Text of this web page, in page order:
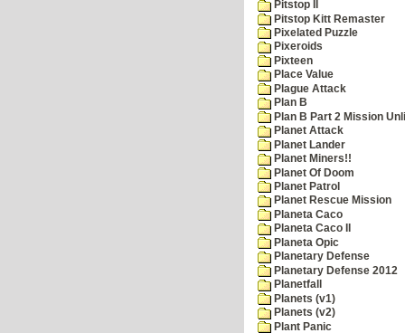
Pitstop II
Pitstop Kitt Remaster
Pixelated Puzzle
Pixeroids
Pixteen
Place Value
Plague Attack
Plan B
Plan B Part 2 Mission
Planet Attack
Planet Lander
Planet Miners!!
Planet Of Doom
Planet Patrol
Planet Rescue Mission
Planeta Caco
Planeta Caco II
Planeta Opic
Planetary Defense
Planetary Defense 2012
Planetfall
Planets (v1)
Planets (v2)
Plant Panic